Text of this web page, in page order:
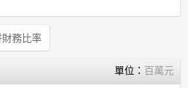
務比率
單位： 百萬元